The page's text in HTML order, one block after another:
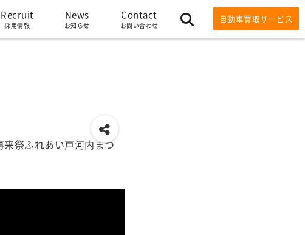
Recruit
採用情報
News
お知らせ
Contact
お問い合わせ
自動車買取サービス
祭ふれあい戸河内まつ